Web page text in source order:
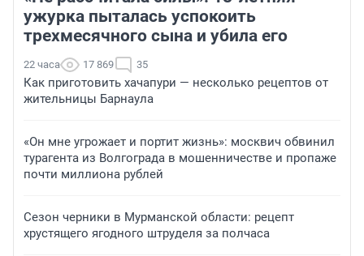
ужурка пыталась успокоить
трехмесячного сына и убила его
22 часа 17 869 35
Как приготовить хачапури — несколько рецептов от
жительницы Барнаула
«Он мне угрожает и портит жизнь»: москвич обвинил
турагента из Волгограда в мошенничестве и пропаже
почти миллиона рублей
Сезон черники в Мурманской области: рецепт
хрустящего ягодного штруделя за полчаса